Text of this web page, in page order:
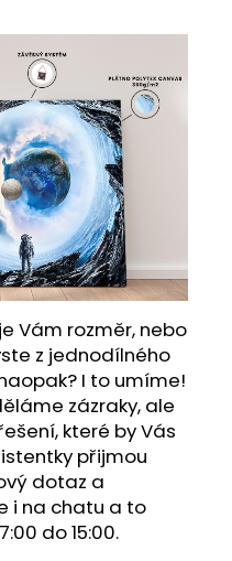
Vám rozměr, nebo
z jednodílného
I to umíme!
zázraky, ale
které by Vás
přijmou
dotaz a
i na chatu a to
do 15:00.